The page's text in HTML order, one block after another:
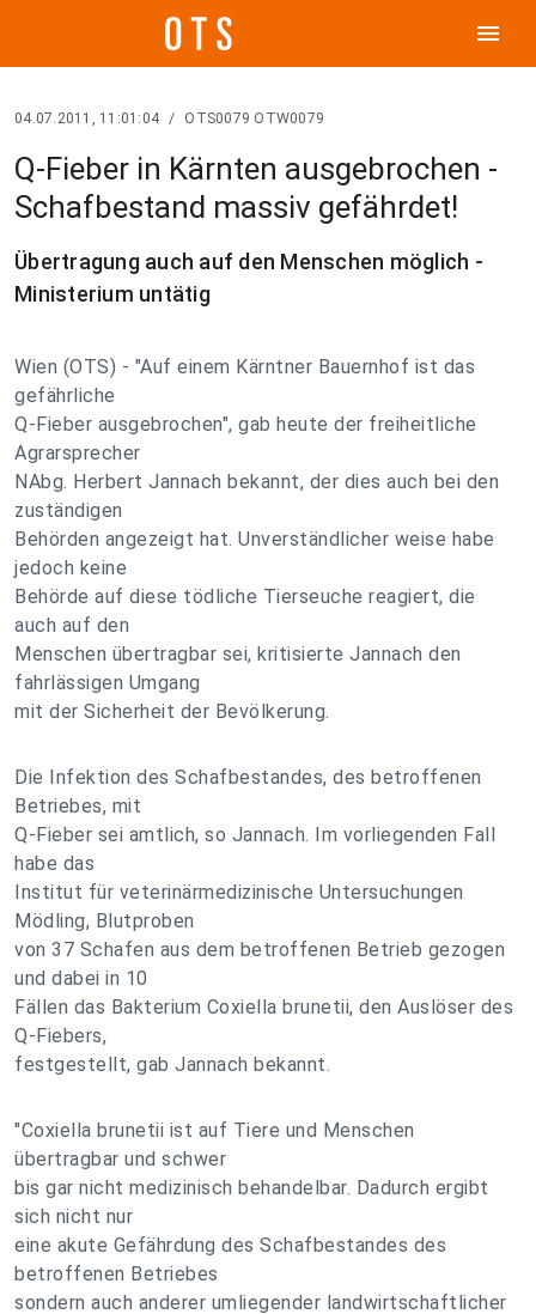
menu
04.07.2011, 11:01:04 / OTS0079 OTW0079
Q-Fieber in Kärnten ausgebrochen -
Schafbestand massiv gefährdet!
Übertragung auch auf den Menschen möglich -
Ministerium untätig
Wien (OTS) - "Auf einem Kärntner Bauernhof ist das
gefährliche
Q-Fieber ausgebrochen", gab heute der freiheitliche
Agrarsprecher
NAbg. Herbert Jannach bekannt, der dies auch bei den
zuständigen
Behörden angezeigt hat. Unverständlicher weise habe
jedoch keine
Behörde auf diese tödliche Tierseuche reagiert, die
auch auf den
Menschen übertragbar sei, kritisierte Jannach den
fahrlässigen Umgang
mit der Sicherheit der Bevölkerung.
Die Infektion des Schafbestandes, des betroffenen
Betriebes, mit
Q-Fieber sei amtlich, so Jannach. Im vorliegenden Fall
habe das
Institut für veterinärmedizinische Untersuchungen
Mödling, Blutproben
von 37 Schafen aus dem betroffenen Betrieb gezogen
und dabei in 10
Fällen das Bakterium Coxiella brunetii, den Auslöser des
Q-Fiebers,
festgestellt, gab Jannach bekannt.
"Coxiella brunetii ist auf Tiere und Menschen
übertragbar und schwer
bis gar nicht medizinisch behandelbar. Dadurch ergibt
sich nicht nur
eine akute Gefährdung des Schafbestandes des
betroffenen Betriebes
sondern auch anderer umliegender landwirtschaftlicher